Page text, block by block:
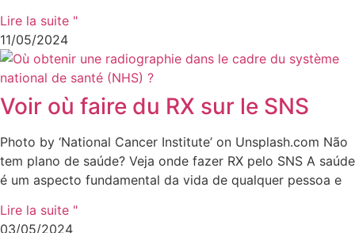
Lire la suite "
11/05/2024
Voir où faire du RX sur le SNS
Photo by ‘National Cancer Institute’ on Unsplash.com Não
tem plano de saúde? Veja onde fazer RX pelo SNS A saúde
é um aspecto fundamental da vida de qualquer pessoa e
Lire la suite "
03/05/2024